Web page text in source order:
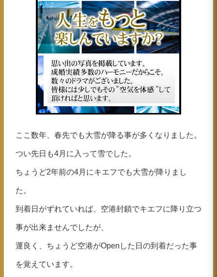
ここ数年、春先でも大雪が降る事が多くなりました。
つい先日も4月に入って雪でした。
ちょうど2年前の4月にキエフでも大雪が降りまし
た。
到着日がずれていれば、空港封鎖でキエフに降り立つ
事が出来ませんでしたが、
運良く、ちょうど空港がOpenした日の到着だった事
を覚えています。